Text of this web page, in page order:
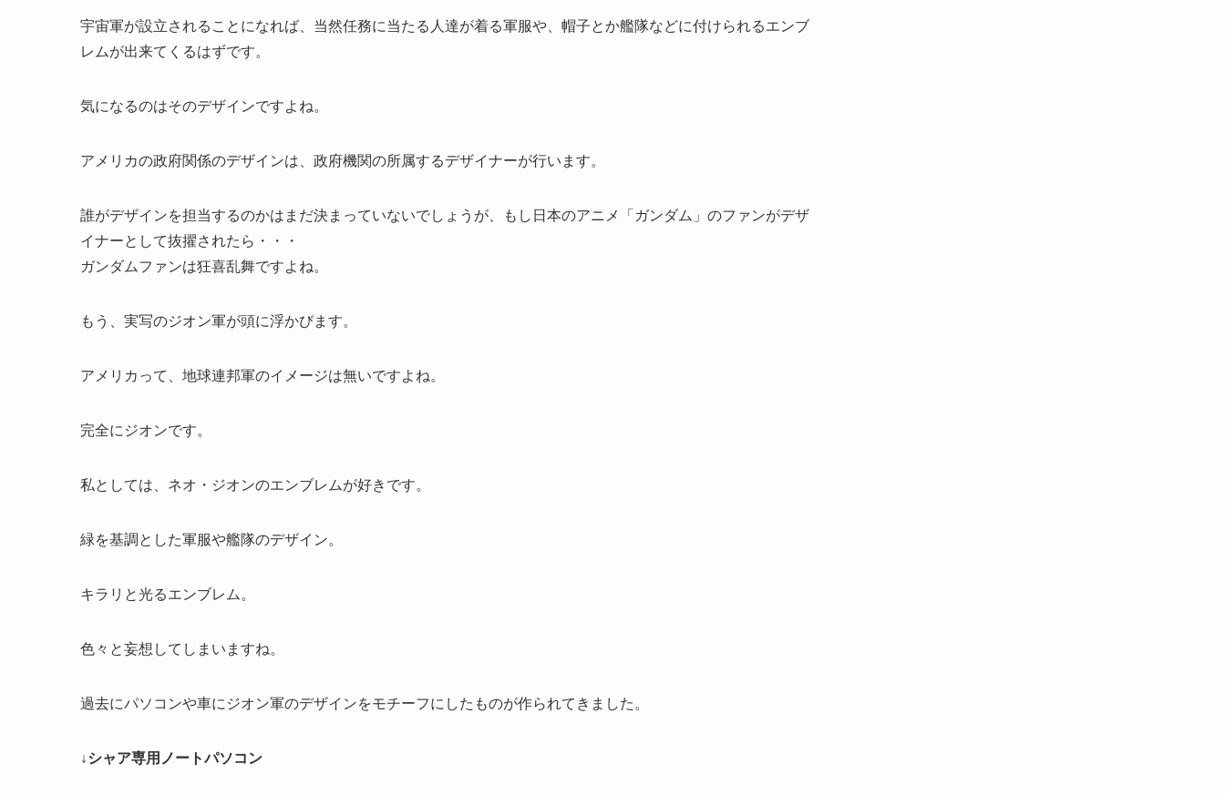
宇宙軍が設立されることになれば、当然任務に当たる人達が着る軍服や、帽子とか艦隊などに付けられるエンブ
レムが出来てくるはずです。
気になるのはそのデザインですよね。
アメリカの政府関係のデザインは、政府機関の所属するデザイナーが行います。
誰がデザインを担当するのかはまだ決まっていないでしょうが、もし日本のアニメ「ガンダム」のファンがデザ
イナーとして抜擢されたら・・・
ガンダムファンは狂喜乱舞ですよね。
もう、実写のジオン軍が頭に浮かびます。
アメリカって、地球連邦軍のイメージは無いですよね。
完全にジオンです。
私としては、ネオ・ジオンのエンブレムが好きです。
緑を基調とした軍服や艦隊のデザイン。
キラリと光るエンブレム。
色々と妄想してしまいますね。
過去にパソコンや車にジオン軍のデザインをモチーフにしたものが作られてきました。
↓シャア専用ノートパソコン